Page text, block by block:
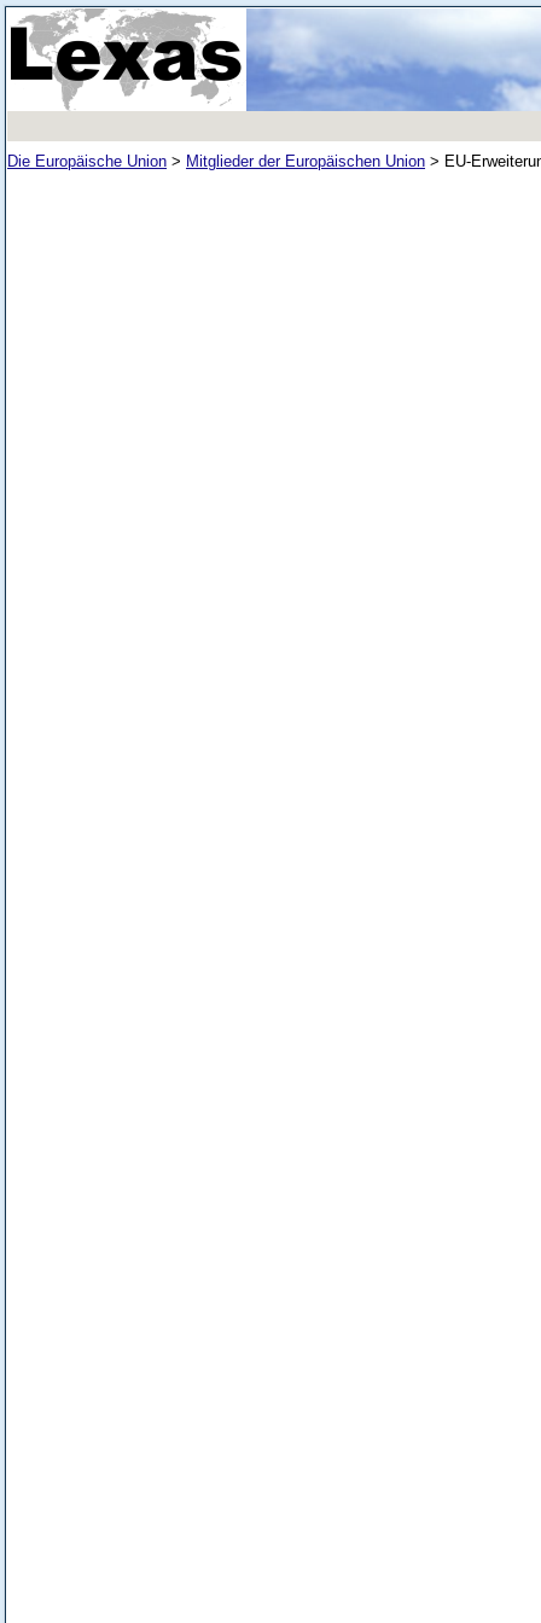
Die Europäische Union > Mitglieder der Europäischen Union > EU-